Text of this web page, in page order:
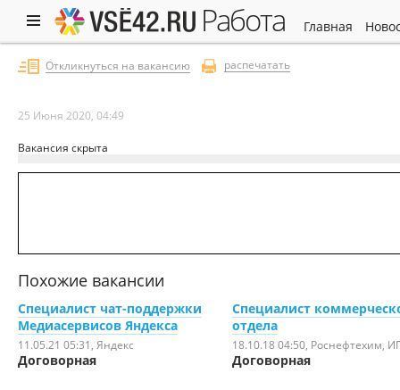
работа главная
Откликнуться на вакансию распечатать
25 Июня 2020, 04:49
Вакансия скрыта
Похожие вакансии
Специалист чат-поддержки
Медиасервисов Яндекса
11.05.21 05:31 , Яндекс
Договорная
Специалист
отдела
18.10.18 04:50 , Роснефтехим,
Договорная